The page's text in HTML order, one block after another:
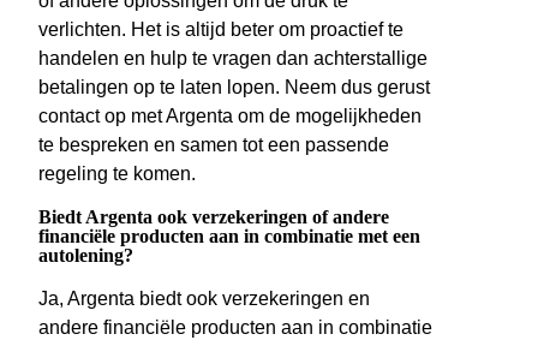
verlichten. Het is altijd beter om proactief te
handelen en hulp te vragen dan achterstallige
betalingen op te laten lopen. Neem dus gerust
contact op met Argenta om de mogelijkheden
te bespreken en samen tot een passende
regeling te komen.
Biedt Argenta ook verzekeringen of andere
financiële producten aan in combinatie met een
autolening?
Ja, Argenta biedt ook verzekeringen en
andere financiële producten aan in combinatie